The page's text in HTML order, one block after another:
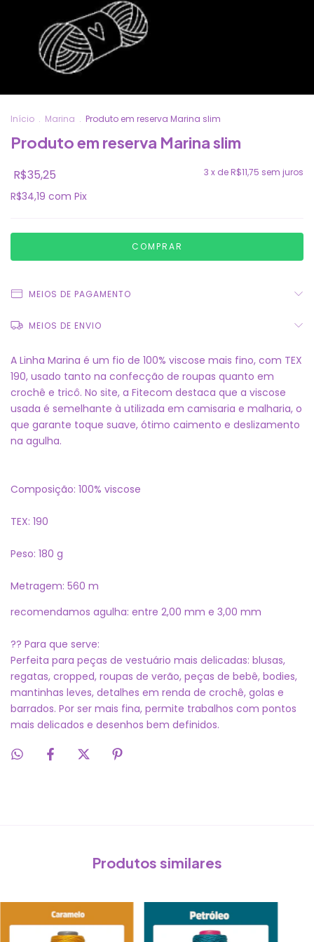
Início . Marina . Produto em reserva Marina slim
Produto em reserva Marina slim
R$35,25 3 x deR$11,75 sem juros
R$34,19 com Pix
MEIOS DE PAGAMENTO
MEIOS DE ENVIO
A Linha Marina é um fio de 100% viscose mais fino, com TEX
190, usado tanto na confecção de roupas quanto em
crochê e tricô. No site, a Fitecom destaca que a viscose
usada é semelhante à utilizada em camisaria e malharia, o
que garante toque suave, ótimo caimento e deslizamento
na agulha.
Composição: 100% viscose
TEX: 190
Peso: 180 g
Metragem: 560 m
recomendamos agulha: entre 2,00 mm e 3,00 mm
?? Para que serve:
Perfeita para peças de vestuário mais delicadas: blusas,
regatas, cropped, roupas de verão, peças de bebê, bodies,
mantinhas leves, detalhes em renda de crochê, golas e
barrados. Por ser mais fina, permite trabalhos com pontos
mais delicados e desenhos bem definidos.
Produtos similares